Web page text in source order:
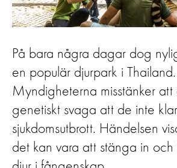
På bara några dagar dog
en populär djurpark i Thailand.
Myndigheterna misstänker att
genetiskt svaga att de inte
sjukdomsutbrott. Händelsen
det kan vara att stänga in